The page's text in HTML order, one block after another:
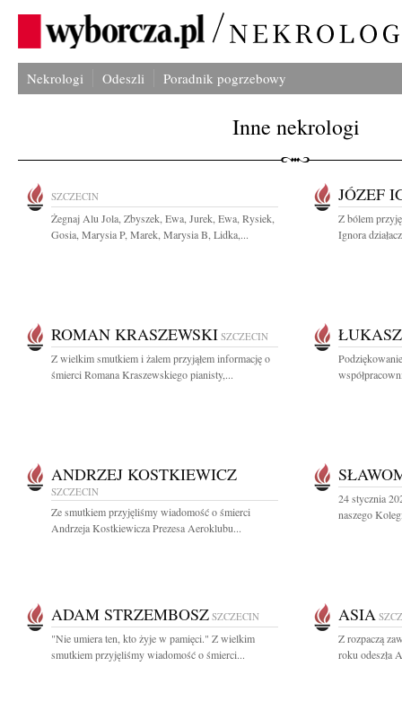
Nekrologi Odeszli Poradnik pogrzebowy
Inne nekrologi
SZCZECIN
Żegnaj Alu Jola, Zbyszek, Ewa, Jurek, Ewa, Rysiek,
Gosia, Marysia P, Marek, Marysia B, Lidka,...
JÓZEF
Z bólem
Ignora
ROMAN KRASZEWSKI SZCZECIN
Z wielkim smutkiem i żalem przyjąłem informację o
śmierci Romana Kraszewskiego pianisty,...
ANDRZEJ KOSTKIEWICZ
SZCZECIN
Ze smutkiem przyjęliśmy wiadomość o śmierci
Andrzeja Kostkiewicza Prezesa Aeroklubu...
24 stycznia
naszego
ADAM STRZEMBOSZ SZCZECIN
"Nie umiera ten, kto żyje w pamięci." Z wielkim
smutkiem przyjęliśmy wiadomość o śmierci...
ASIA
Z rozpaczą
roku odeszła